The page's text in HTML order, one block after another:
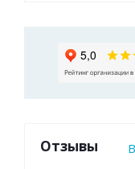
Отзывы